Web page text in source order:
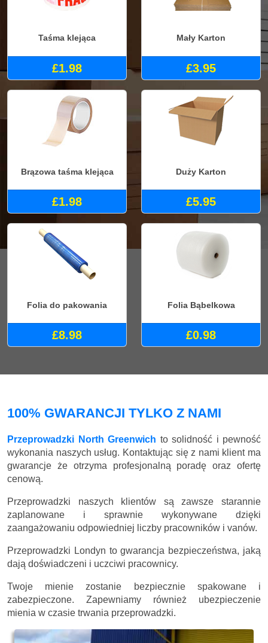
Taśma klejąca
£1.98
Mały Karton
£3.95
Brązowa taśma klejąca
£1.98
Duży Karton
£5.95
Folia do pakowania
£8.98
Folia Bąbelkowa
£0.98
100% GWARANCJI TYLKO Z NAMI
Przeprowadzki North Greenwich to solidność i pewność
wykonania naszych usług. Kontaktując się z nami klient ma
gwarancje że otrzyma profesjonalną poradę oraz ofertę
cenową.
Przeprowadzki naszych klientów są zawsze starannie
zaplanowane i sprawnie wykonywane dzięki
zaangażowaniu odpowiedniej liczby pracowników i vanów.
Przeprowadzki Londyn to gwarancja bezpieczeństwa, jaką
dają doświadczeni i uczciwi pracownicy.
Twoje mienie zostanie bezpiecznie spakowane i
zabezpieczone. Zapewniamy również ubezpieczenie
mienia w czasie trwania przeprowadzki.